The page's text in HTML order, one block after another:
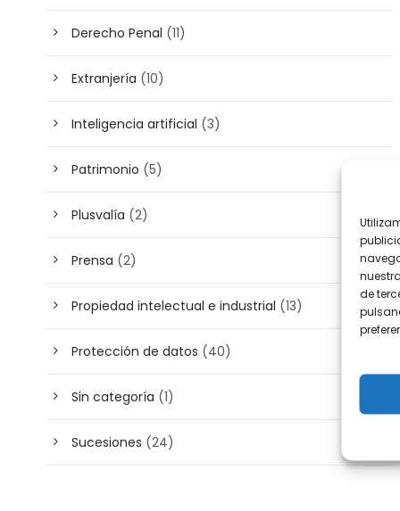
de
Derecho Penal (11)
Extranjería (10)
Inteligencia artificial (3)
Patrimonio (5)
Plusvalía (2)
Prensa (2)
Propiedad intelectual e industrial (13)
Protección de datos (40)
Sin categoría (1)
Sucesiones (24)